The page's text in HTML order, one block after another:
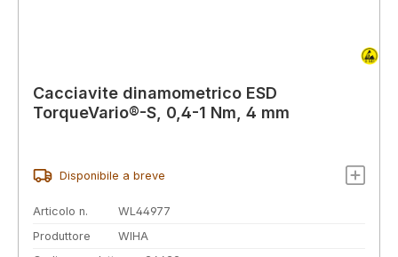
Cacciavite dinamometrico ESD
TorqueVario®-S, 0,4-1 Nm, 4 mm
Disponibile a breve
Articolo n.
WL44977
Produttore
WIHA